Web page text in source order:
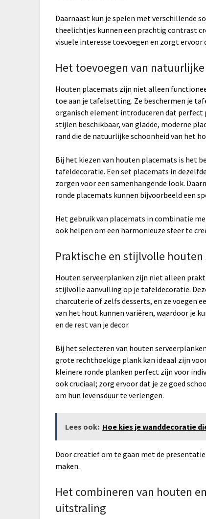
Daarnaast kun je spelen met verschillende
theelichtjes kunnen een prachtig contrast
visuele interesse toevoegen en zorgt
Het toevoegen van
Houten placemats zijn niet alleen
toe aan je tafelsetting. Ze beschermen je
organisch element introduceren dat perfect
stijlen beschikbaar, van gladde, moderne
rand die de natuurlijke schoonheid van het
Bij het kiezen van houten placemats is het
tafeldecoratie. Een set placemats in
zorgen voor een samenhangende look.
ronde placemats kunnen bijvoorbeeld een
Het gebruik van placemats in combinatie
ook helpen om een harmonieuze sfeer te
Praktische en stijlvolle
Houten serveerplanken zijn niet alleen
stijlvolle aanvulling op je tafeldecoratie.
charcuterie of zelfs desserts, en ze voegen
van het hout kunnen variëren, waardoor je
en de rest van je decor.
Bij het selecteren van houten
grote rechthoekige plank kan ideaal zijn
kleinere ronde planken perfect zijn voor
ook cruciaal; zorg ervoor dat je ze goed
om hun levensduur te verlengen.
Lees ook: Hoe kies je wanddecoratie
Door creatief om te gaan met de
maken.
Het combineren van houten
uitstraling